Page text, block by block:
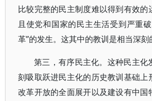
比较完整的民主制度难以得到有效的
且使党和国家的民主生活受到严重
革”的发生。这其中的教训是相当深刻
第三，有序民主化。这种民主化
刻吸取跃进民主化的历史教训基础上
改革开放的全面展开以及建设有中国